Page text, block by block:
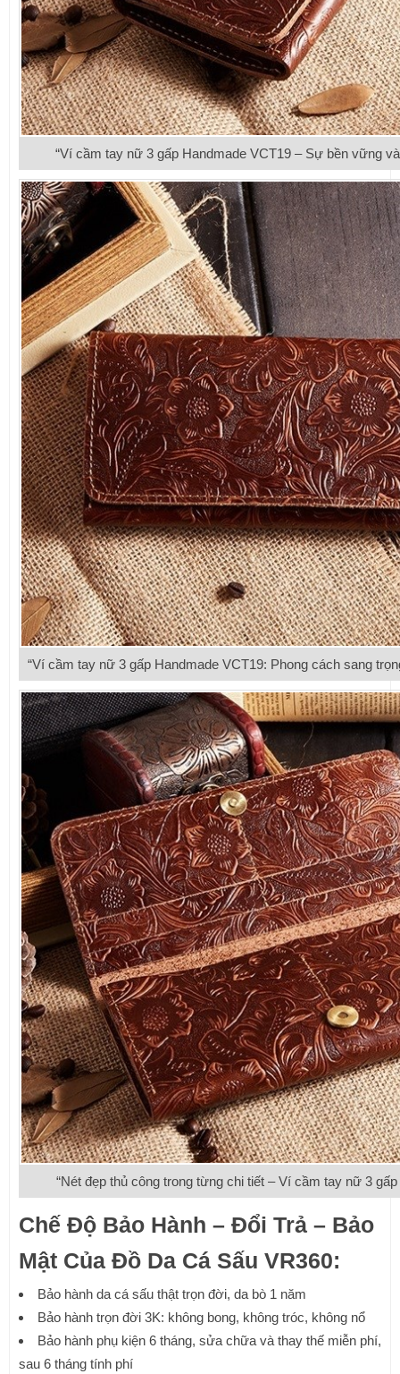
“Ví cầm tay nữ 3 gấp Handmade VCT19 – Sự bền vững
“Ví cầm tay nữ 3 gấp Handmade VCT19: Phong cách sang
“Nét đẹp thủ công trong từng chi tiết – Ví cầm tay nữ 3
Chế Độ Bảo Hành – Đổi Trả – Bảo
Mật Của Đồ Da Cá Sấu VR360:
Bảo hành da cá sấu thật trọn đời, da bò 1 năm
Bảo hành trọn đời 3K: không bong, không tróc, không nổ
Bảo hành phụ kiện 6 tháng, sửa chữa và thay thế miễn phí,
sau 6 tháng tính phí